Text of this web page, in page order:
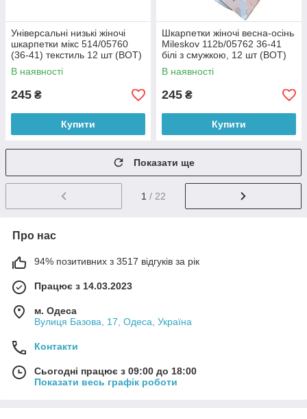
Універсальні низькі жіночі
шкарпетки мікс 514/05760
(36-41) текстиль 12 шт (ВОТ)
В наявності
245 ₴
Купити
Шкарпетки жіночі весна-осінь
Мileskov 112b/05762 36-41
білі з смужкою, 12 шт (BOT)
В наявності
245 ₴
Купити
Показати ще
1 / 22
Про нас
94% позитивних з 3517 відгуків за рік
Працює з 14.03.2023
м. Одеса
Вулиця Базова, 17, Одеса, Україна
Контакти
Сьогодні працює з 09:00 до 18:00
Показати весь графік роботи